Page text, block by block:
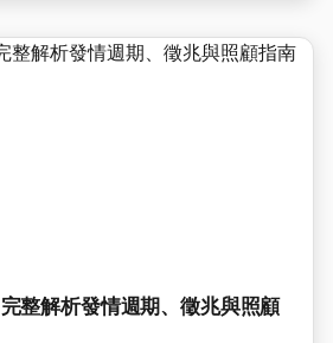
整解析發情週期、徵兆與照顧